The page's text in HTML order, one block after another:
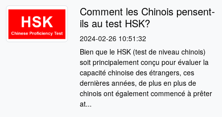
Comment les Chinois pensent-
ils au test HSK?
2024-02-26 10:51:32
Bien que le HSK (test de niveau chinois)
soit principalement conçu pour évaluer la
capacité chinoise des étrangers, ces
dernières années, de plus en plus de
chinois ont également commencé à prêter
at...